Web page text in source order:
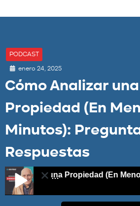
PODCAST
enero 24, 2025
Cómo Analizar una
Propiedad (En
Minutos):
Respuestas
una Propiedad (En Menos